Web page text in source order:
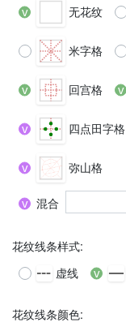
无花纹
米字格
回宫格
四点田字格
弥山格
混合
花纹线条样式:
虚线
花纹线条颜色: